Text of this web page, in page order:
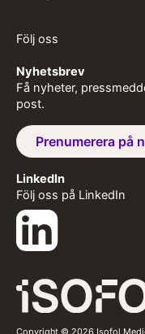
Följ oss
Nyhetsbrev
Få nyheter,
post.
Prenumerera på
LinkedIn
Följ oss på LinkedIn
Copyright © 2026 Isofol